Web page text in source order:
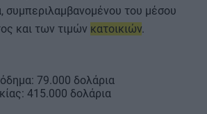
συμπεριλαμβανομένου του μέσου
και των τιμών κατοικιών.
79.000 δολάρια
415.000 δολάρια